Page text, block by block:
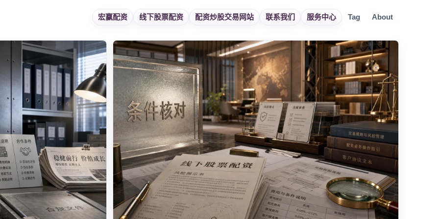
宏赢配资 线下股票配资 配资炒股交易网站 联系我们 服务中心 Tag About